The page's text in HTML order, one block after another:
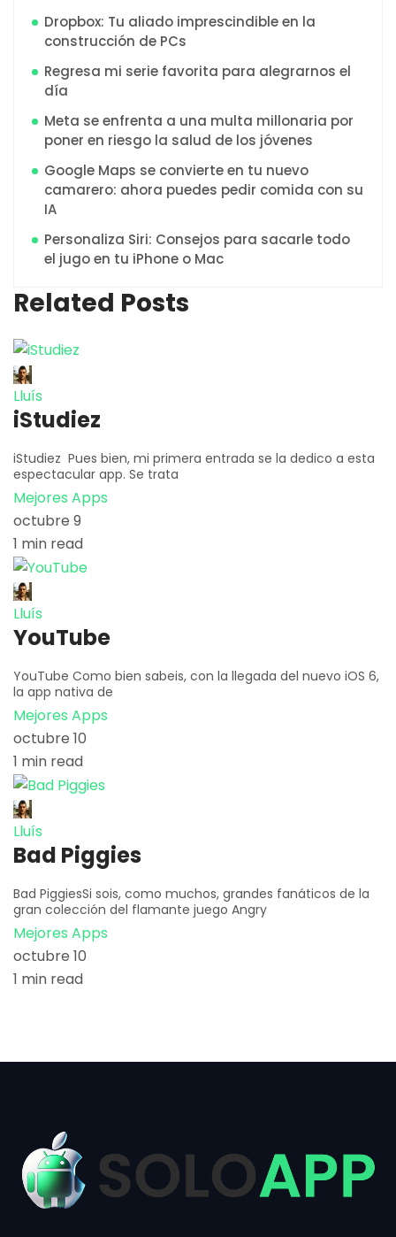
Dropbox: Tu aliado imprescindible en la
construcción de PCs
Regresa mi serie favorita para alegrarnos el
día
Meta se enfrenta a una multa millonaria por
poner en riesgo la salud de los jóvenes
Google Maps se convierte en tu nuevo
camarero: ahora puedes pedir comida con su
IA
Personaliza Siri: Consejos para sacarle todo
el jugo en tu iPhone o Mac
Related Posts
Lluís
iStudiez
iStudiez Pues bien, mi primera entrada se la dedico a esta
espectacular app. Se trata
Mejores Apps
octubre 9
1 min read
Lluís
YouTube
YouTube Como bien sabeis, con la llegada del nuevo iOS 6,
la app nativa de
Mejores Apps
octubre 10
1 min read
Lluís
Bad Piggies
Bad PiggiesSi sois, como muchos, grandes fanáticos de la
gran colección del flamante juego Angry
Mejores Apps
octubre 10
1 min read